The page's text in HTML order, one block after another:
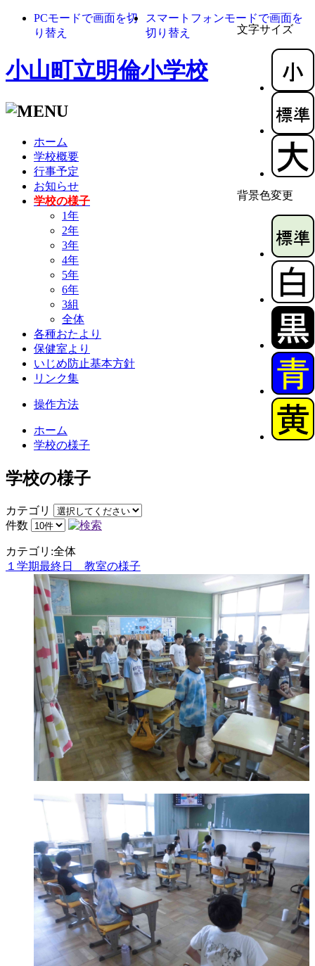
文字サイズ
背景色変更
PCモードで画面を切
り替え
スマートフォンモードで画面を
切り替え
小山町立明倫小学校
ホーム
学校概要
行事予定
お知らせ
学校の様子
1年
2年
3年
4年
5年
6年
3組
全体
各種おたより
保健室より
いじめ防止基本方針
リンク集
操作方法
ホーム
学校の様子
学校の様子
カテゴリ
件数
カテゴリ:全体
１学期最終日 教室の様子